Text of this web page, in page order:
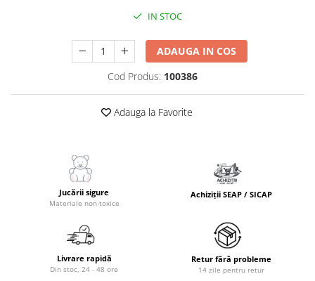
IN STOC
ADAUGA IN COS
Cod Produs: 100386
Adauga la Favorite
Jucării sigure
Materiale non-toxice
Achiziții SEAP / SICAP
Livrare rapidă
Din stoc, 24 - 48 ore
Retur fără probleme
14 zile pentru retur